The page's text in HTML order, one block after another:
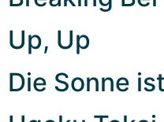
Up, Up
Die Sonne